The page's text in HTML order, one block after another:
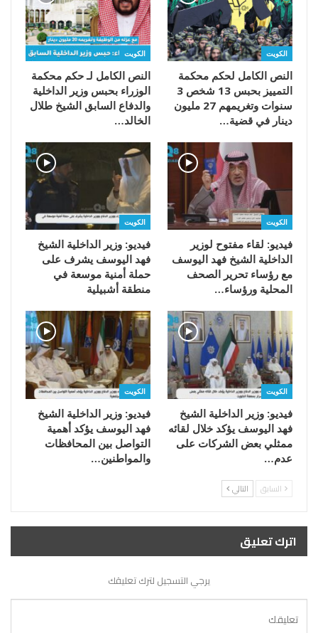
الكويت
النص الكامل لحكم محكمة
التمييز بحبس 13 شخص 3
سنوات وتغريمهم 27 مليون
دينار في قضية…
الكويت
النص الكامل لـ حكم محكمة
الوزراء بحبس وزير الداخلية
والدفاع السابق الشيخ طلال
الخالد…
الكويت
فيديو: لقاء مفتوح لوزير
الداخلية الشيخ فهد اليوسف
مع رؤساء تحرير الصحف
المحلية ورؤساء…
الكويت
فيديو: وزير الداخلية الشيخ
فهد اليوسف يشرف على
حملة أمنية موسعة في
منطقة أشبيلية
الكويت
فيديو: وزير الداخلية الشيخ
فهد اليوسف يؤكد خلال لقائه
ممثلي بعض الشركات على
عدم…
الكويت
فيديو: وزير الداخلية الشيخ
فهد اليوسف يؤكد أهمية
التواصل بين المحافظات
والمواطنين…
السابق التالي
اترك تعليق
يرجي التسجيل لترك تعليقك